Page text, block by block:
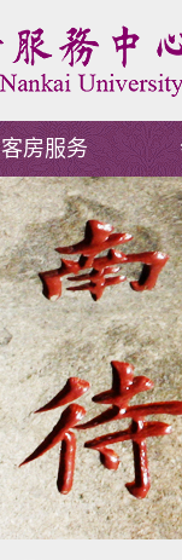
客房服务